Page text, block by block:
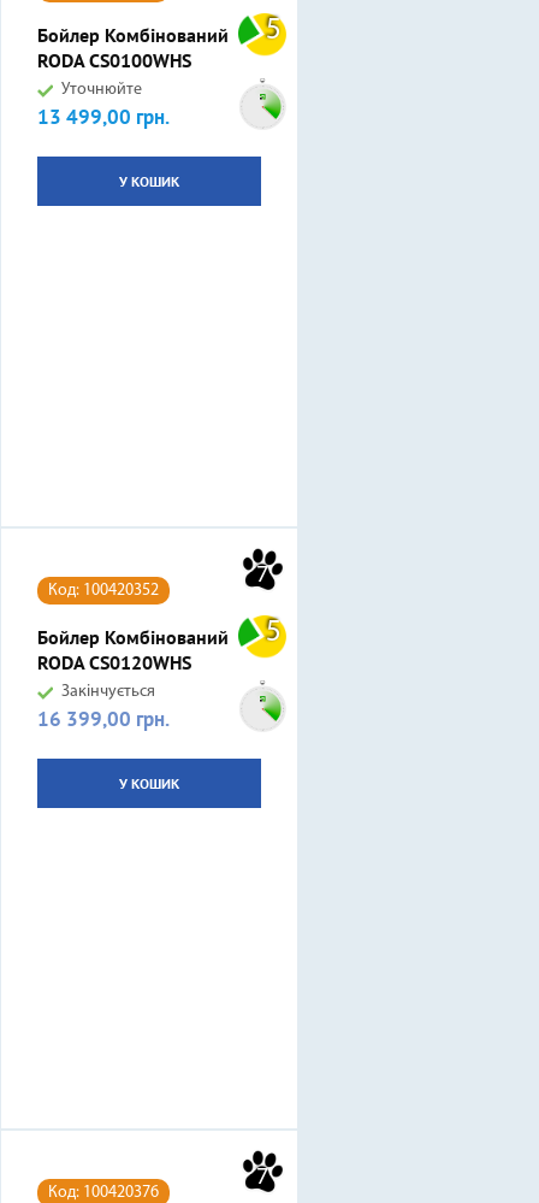
5
Бойлер Комбінований
RODA CS0100WHS
Уточнюйте
Ціна
13 499,00 грн.
У КОШИК
7
5
Код: 100420352
Бойлер Комбінований
RODA CS0120WHS
Закінчується
Ціна
16 399,00 грн.
У КОШИК
7
Код: 100420376